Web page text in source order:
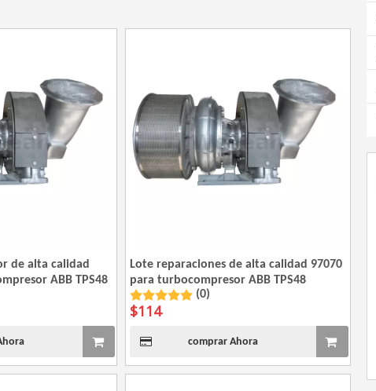
de alta calidad
ABB TPS48
Lote reparaciones de alta calidad 97070
para turbocompresor ABB TPS48
(0)
$114
comprar Ahora